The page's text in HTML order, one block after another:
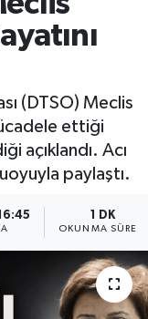
(DTSO) Meclis
ettiği
açıklandı. Acı
paylaştı.
1 DK
OKUNMA SÜRESI